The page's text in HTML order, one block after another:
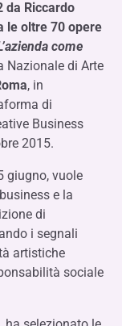
da Riccardo
le oltre 70 opere
come
Nazionale di Arte
, in
di
Business
2015.
giugno, vuole
e la
di
i segnali
artistiche
sociale